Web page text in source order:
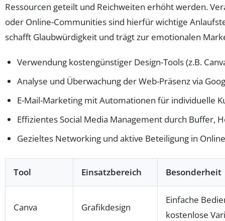
Ressourcen geteilt und Reichweiten erhöht werden.
oder Online-Communities sind hierfür wichtige
schafft Glaubwürdigkeit und trägt zur emotionalen
Verwendung kostengünstiger Design-Tools (z.B.
Analyse und Überwachung der Web-Präsenz via
E-Mail-Marketing mit Automationen für individuelle
Effizientes Social Media Management durch Buffer,
Gezieltes Networking und aktive Beteiligung in
Tool Einsatzbereich Besonderheit
Canva Grafikdesign
Einfache
kostenlose